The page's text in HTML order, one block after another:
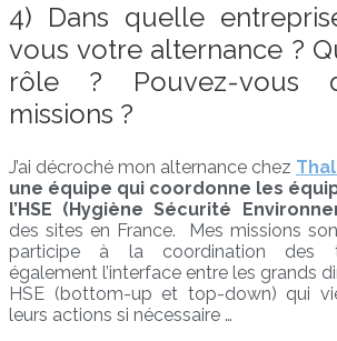
4) Dans quelle
vous votre alternance ?
rôle ? Pouvez-vous
missions ?
J’ai décroché mon alternance chez
une équipe qui coordonne les
l’HSE (Hygiène Sécurité
des sites en France. Mes missions
participe à la coordination des
également l’interface entre les grands
HSE (bottom-up et top-down) qui
leurs actions si nécessaire …